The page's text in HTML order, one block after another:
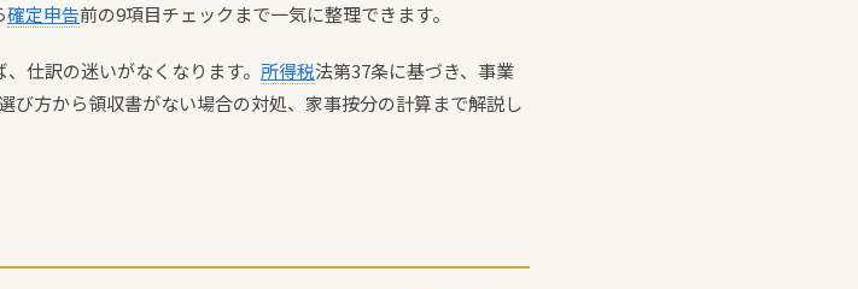
確定申告前の9項目チェックまで一気に整理できます。
仕訳の迷いがなくなります。 所得税法第37条に基づき、事業
び方から領収書がない場合の対処、家事按分の計算まで解説し